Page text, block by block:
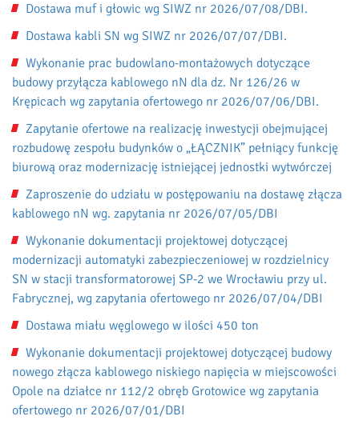
Dostawa muf i głowic wg SIWZ nr 2026/07/08/DBI.
Dostawa kabli SN wg SIWZ nr 2026/07/07/DBI.
Wykonanie prac budowlano-montażowych dotyczące
budowy przyłącza kablowego nN dla dz. Nr 126/26 w
Krępicach wg zapytania ofertowego nr 2026/07/06/DBI.
Zapytanie ofertowe na realizację inwestycji obejmującej
rozbudowę zespołu budynków o „ŁĄCZNIK” pełniący funkcję
biurową oraz modernizację istniejącej jednostki wytwórczej
Zaproszenie do udziału w postępowaniu na dostawę złącza
kablowego nN wg. zapytania nr 2026/07/05/DBI
Wykonanie dokumentacji projektowej dotyczącej
modernizacji automatyki zabezpieczeniowej w rozdzielnicy
SN w stacji transformatorowej SP-2 we Wrocławiu przy ul.
Fabrycznej, wg zapytania ofertowego nr 2026/07/04/DBI
Dostawa miału węglowego w ilości 450 ton
Wykonanie dokumentacji projektowej dotyczącej budowy
nowego złącza kablowego niskiego napięcia w miejscowości
Opole na działce nr 112/2 obręb Grotowice wg zapytania
ofertowego nr 2026/07/01/DBI